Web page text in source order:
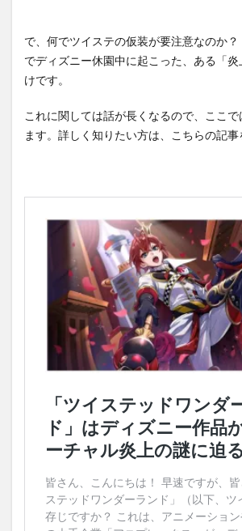
で、何でツイステの仮装が要注意なのか
でディズニー休園中に起こった、ある「
けです。
これに関しては話が長くなるので、ここで
ます。詳しく知りたい方は、こちらの記事